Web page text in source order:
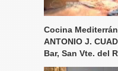
Cocina
ANTONIO J.
Bar, San Vte. del